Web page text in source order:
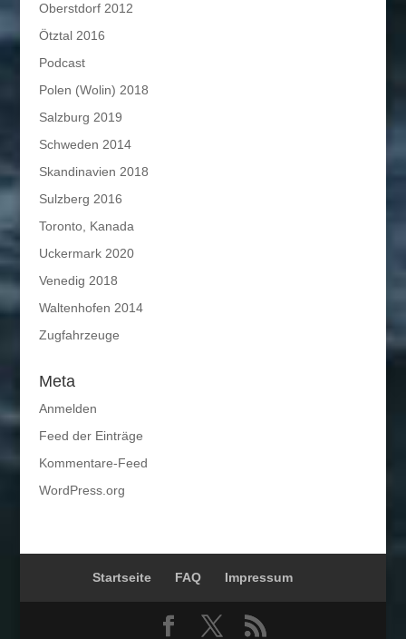
Oberstdorf 2012
Ötztal 2016
Podcast
Polen (Wolin) 2018
Salzburg 2019
Schweden 2014
Skandinavien 2018
Sulzberg 2016
Toronto, Kanada
Uckermark 2020
Venedig 2018
Waltenhofen 2014
Zugfahrzeuge
Meta
Anmelden
Feed der Einträge
Kommentare-Feed
WordPress.org
Startseite FAQ Impressum